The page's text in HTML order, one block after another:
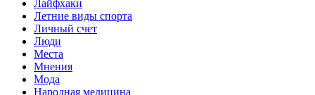
Лайфхаки
Летние виды спорта
Личный счет
Люди
Места
Мнения
Мода
Народная медицина